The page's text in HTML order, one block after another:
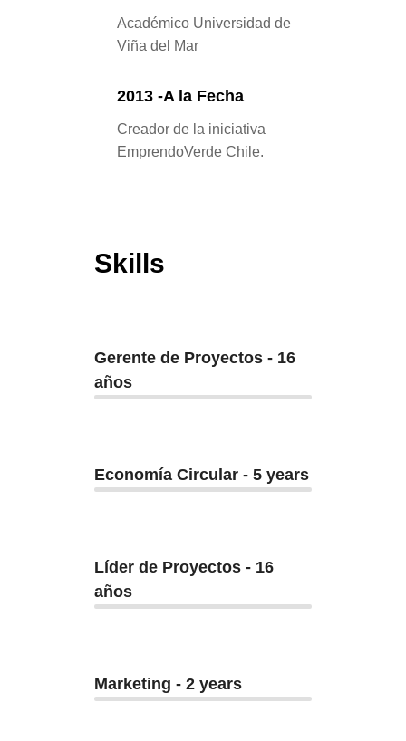
Académico Universidad de
Viña del Mar
2013 -A la Fecha
Creador de la iniciativa
EmprendoVerde Chile.
Skills
Gerente de Proyectos - 16
años
Economía Circular - 5 years
Líder de Proyectos - 16
años
Marketing - 2 years